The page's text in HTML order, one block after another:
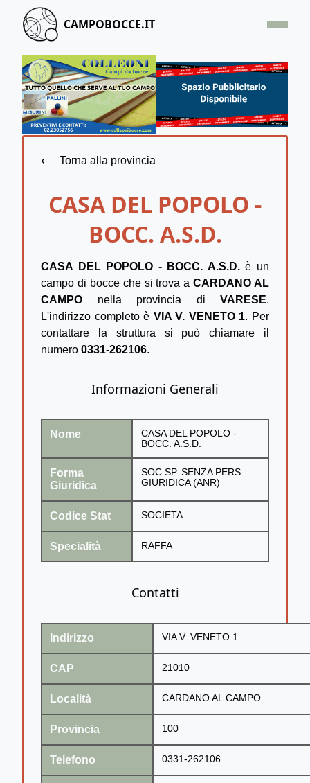
CAMPOBOCCE.IT
HOME
OFFERTA
SEGNALA UN CAMPO
⟵ Torna alla provincia
CASA DEL POPOLO -
BOCC. A.S.D.
CASA DEL POPOLO - BOCC. A.S.D.è un
campo di bocce che si trova aCARDANO AL
CAMPO nella provincia di VARESE.
L'indirizzo completo è VIA V. VENETO 1. Per
contattare la struttura si può chiamare il
numero 0331-262106.
Informazioni Generali
Nome
CASA DEL POPOLO -
BOCC. A.S.D.
Forma
Giuridica
SOC.SP. SENZA PERS.
GIURIDICA (ANR)
Codice Stat SOCIETA
Specialità RAFFA
Contatti
Indirizzo VIA V. VENETO 1
CAP 21010
Località CARDANO AL CAMPO
Provincia 100
Telefono 0331-262106